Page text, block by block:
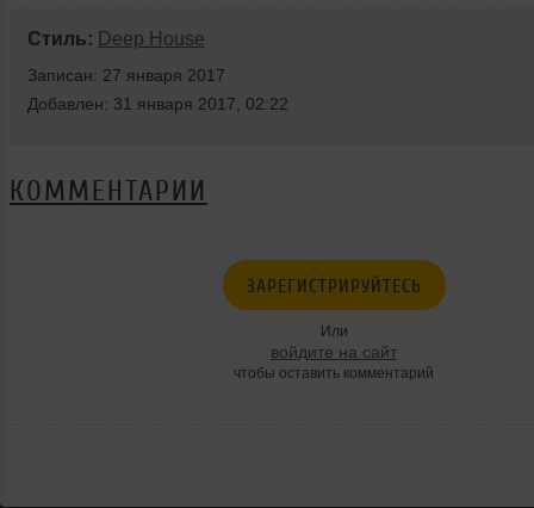
Стиль: Deep House
Записан: 27 января 2017
Добавлен: 31 января 2017, 02:22
КОММЕНТАРИИ
ЗАРЕГИСТРИРУЙТЕСЬ
Или
войдите на сайт
чтобы оставить комментарий